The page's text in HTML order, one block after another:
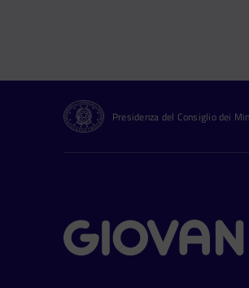
Presidenza del Consiglio dei
Contatti